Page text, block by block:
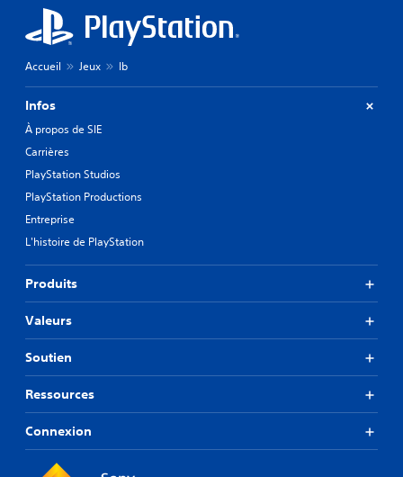
Accueil Jeux Ib
Infos
À propos de SIE
Carrières
PlayStation Studios
PlayStation Productions
Entreprise
L'histoire de PlayStation
Produits
Valeurs
Soutien
Ressources
Connexion